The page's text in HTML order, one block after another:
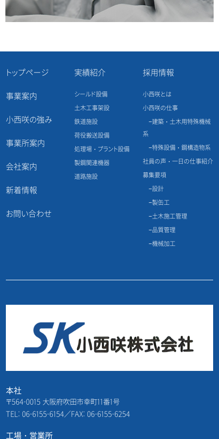
トップページ
事業案内
小西咲の強み
事業所案内
会社案内
新着情報
お問い合わせ
実績紹介
シールド設備
土木工事架設
鉄道施設
荷役搬送設備
処理場・プラント設備
製鋼関連機器
道路施設
採用情報
小西咲とは
小西咲の仕事
建築・土木用特殊機械
系
特殊設備・鋼構造物系
社員の声・一日の仕事紹介
募集要項
設計
製缶工
土木施工管理
品質管理
機械加工
本社
〒564-0015 大阪府吹田市幸町11番1号
TEL: 06-6155-6154／FAX: 06-6155-6254
工場・営業所